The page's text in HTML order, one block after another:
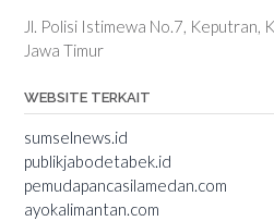
Jl. Polisi Istimewa No.7, Keputran,
Jawa Timur
WEBSITE TERKAIT
sumselnews.id
publikjabodetabek.id
pemudapancasilamedan.com
ayokalimantan.com